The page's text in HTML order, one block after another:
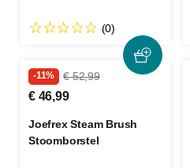
(0)
-11% € 52,99
€ 46,99
Joefrex Steam Brush
Stoomborstel